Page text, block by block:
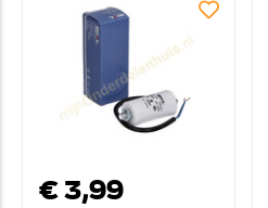
€ 3,99